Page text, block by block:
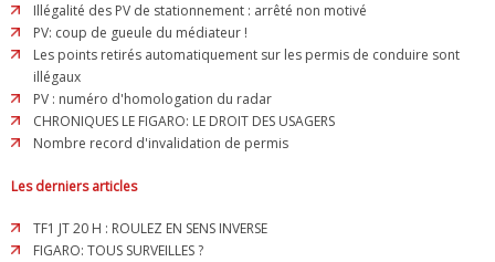
Illégalité des PV de stationnement : arrêté non motivé
PV: coup de gueule du médiateur !
Les points retirés automatiquement sur les permis de conduire sont
illégaux
PV : numéro d'homologation du radar
CHRONIQUES LE FIGARO: LE DROIT DES USAGERS
Nombre record d'invalidation de permis
Les derniers articles
TF1 JT 20 H : ROULEZ EN SENS INVERSE
FIGARO: TOUS SURVEILLES ?